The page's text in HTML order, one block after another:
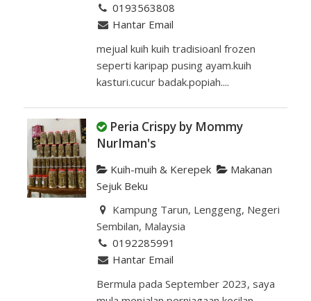
0193563808
Hantar Email
mejual kuih kuih tradisioanl frozen
seperti karipap pusing ayam.kuih
kasturi.cucur badak.popiah....
Peria Crispy by Mommy
NurIman's
Kuih-muih & Kerepek
Makanan
Sejuk Beku
Kampung Tarun, Lenggeng, Negeri
Sembilan, Malaysia
0192285991
Hantar Email
Bermula pada September 2023, saya